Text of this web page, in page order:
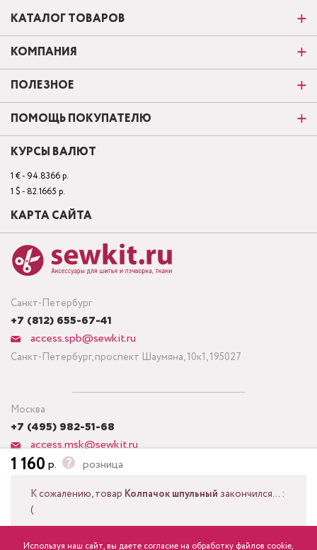
1 160 р. розница
К сожалению, товар Колпачок шпульный закончился... :
(
Посмотреть другие актуальные товары из той же серии
Санкт-Петербург
+7 (812) 655-67-41
access.spb@sewkit.ru
Санкт-Петербург, проспект Шаумяна, 10к1, 195027
Москва
+7 (495) 982-51-68
access.msk@sewkit.ru
Москва, Кронштадтский бульвар, дом 7, строение 6, офис 143,
КАТАЛОГ ТОВАРОВ
КОМПАНИЯ
ПОЛЕЗНОЕ
ПОМОЩЬ ПОКУПАТЕЛЮ
КУРСЫ ВАЛЮТ
1 € - 94.8366 р.
1 $ - 82.1665 р.
КАРТА САЙТА
Используя наш сайт, вы даете согласие на обработку файлов cookie,